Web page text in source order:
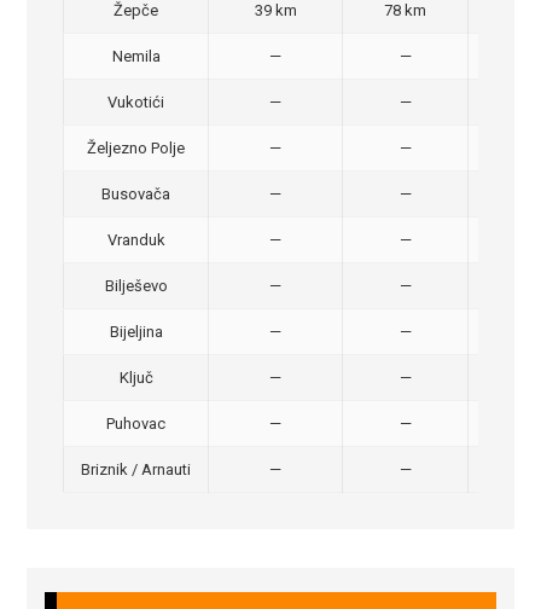
Žepče 39 km 78 km
Nemila — —
Vukotići — —
Željezno Polje — —
Busovača — —
Vranduk — —
Bilješevo — —
Bijeljina — —
Ključ — —
Puhovac — —
Briznik / Arnauti — —